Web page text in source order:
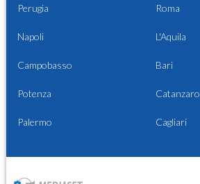
Perugia Roma
Napoli L'Aquila
Campobasso Bari
Potenza Catanzaro
Palermo Cagliari